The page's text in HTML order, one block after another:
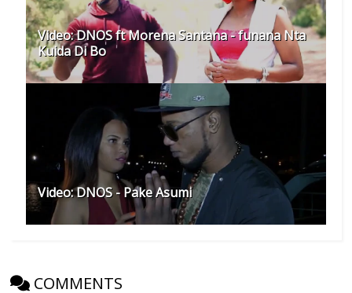
Video: DNOS ft Morena Santana - funana Nta
Kuida Di Bo
Video: DNOS - Pake Asumi
COMMENTS